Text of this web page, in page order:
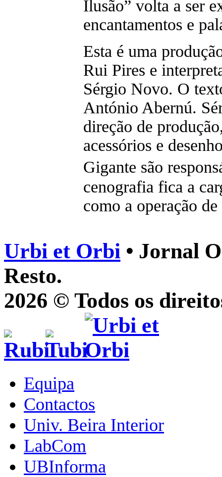
Ilusão” volta a ser
encantamentos e
Esta é uma
Rui Pires e
Sérgio Novo. O
António Abernú.
direção de
acessórios e
Gigante são
cenografia fica a
como a operação
Urbi et Orbi • Jornal
Resto.
2026 © Todos os
Equipa
Contactos
Univ. Beira Interior
LabCom
UBInforma